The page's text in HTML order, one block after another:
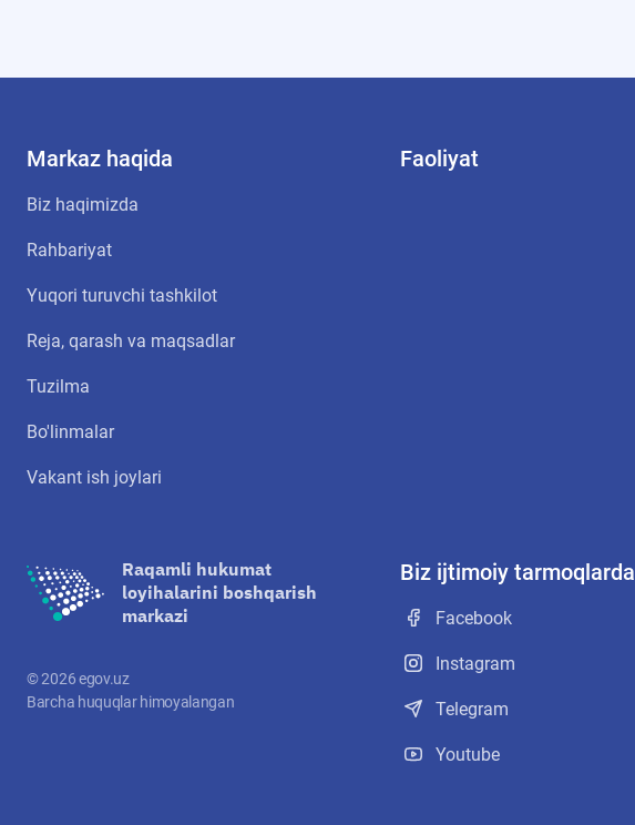
Markaz haqida
Biz haqimizda
Rahbariyat
Yuqori turuvchi tashkilot
Reja, qarash va maqsadlar
Tuzilma
Bo'linmalar
Vakant ish joylari
Faoliyat
Raqamli hukumat
loyihalarini boshqarish
markazi
©2026egov.uz
Barcha huquqlar himoyalangan
Biz ijtimoiy tarmoqlarda
Facebook
Instagram
Telegram
Youtube